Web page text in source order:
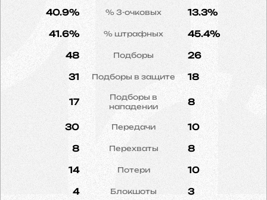
40.9% % 3-очковых 13.3%
41.6% % штрафных 45.4%
48 Подборы 26
31 Подборы в защите 18
17
Подборы в
нападении
8
30 Передачи 10
8 Перехваты 8
14 Потери 10
4 Блокшоты 3